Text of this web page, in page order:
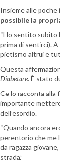
Insieme alle poche
possibile la
“Ho sentito subito
prima di sentirci).
pietismo altrui e
Questa
Diabetare. È stato
Ce lo racconta alla
importante
dell’esordio.
“Quando ancora
perentorio che me
da ragazza
strada.”